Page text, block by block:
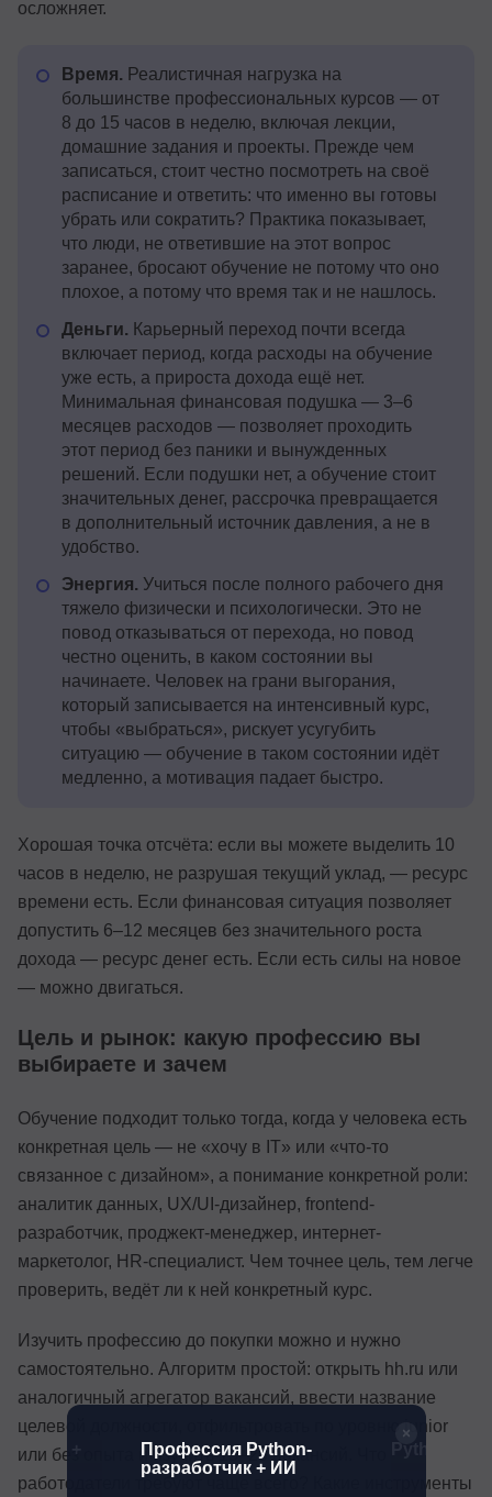
осложняет.
Время. Реалистичная нагрузка на
большинстве профессиональных курсов — от
8 до 15 часов в неделю, включая лекции,
домашние задания и проекты. Прежде чем
записаться, стоит честно посмотреть на своё
расписание и ответить: что именно вы готовы
убрать или сократить? Практика показывает,
что люди, не ответившие на этот вопрос
заранее, бросают обучение не потому что оно
плохое, а потому что время так и не нашлось.
Деньги. Карьерный переход почти всегда
включает период, когда расходы на обучение
уже есть, а прироста дохода ещё нет.
Минимальная финансовая подушка — 3–6
месяцев расходов — позволяет проходить
этот период без паники и вынужденных
решений. Если подушки нет, а обучение стоит
значительных денег, рассрочка превращается
в дополнительный источник давления, а не в
удобство.
Энергия. Учиться после полного рабочего дня
тяжело физически и психологически. Это не
повод отказываться от перехода, но повод
честно оценить, в каком состоянии вы
начинаете. Человек на грани выгорания,
который записывается на интенсивный курс,
чтобы «выбраться», рискует усугубить
ситуацию — обучение в таком состоянии идёт
медленно, а мотивация падает быстро.
Хорошая точка отсчёта: если вы можете выделить 10
часов в неделю, не разрушая текущий уклад, — ресурс
времени есть. Если финансовая ситуация позволяет
допустить 6–12 месяцев без значительного роста
дохода — ресурс денег есть. Если есть силы на новое
— можно двигаться.
Цель и рынок: какую профессию вы
выбираете и зачем
Обучение подходит только тогда, когда у человека есть
конкретная цель — не «хочу в IT» или «что-то
связанное с дизайном», а понимание конкретной роли:
аналитик данных, UX/UI-дизайнер, frontend-
разработчик, проджект-менеджер, интернет-
маркетолог, HR-специалист. Чем точнее цель, тем легче
проверить, ведёт ли к ней конкретный курс.
Изучить профессию до покупки можно и нужно
самостоятельно. Алгоритм простой: открыть hh.ru или
аналогичный агрегатор вакансий, ввести название
целевой должности, отфильтровать по уровню junior
или без опыта и изучить 15–20 вакансий. Что
работодатели требуют чаще всего? Какие инструменты
+
Профессия Python-
разработчик + ИИ